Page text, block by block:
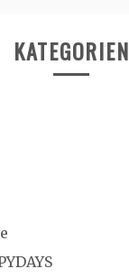
KATEGORIEN